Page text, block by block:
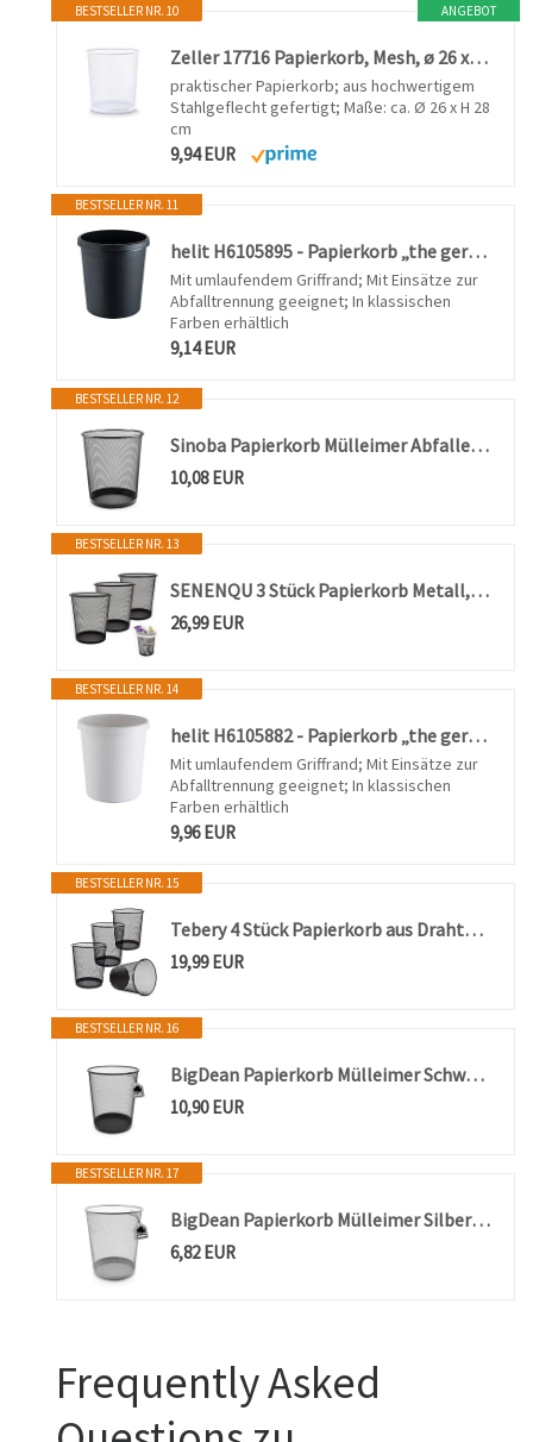
ANGEBOT
BESTSELLER NR. 10
Zeller 17716 Papierkorb, Mesh, ø 26 x H 28 cm, weiß
praktischer Papierkorb; aus hochwertigem
Stahlgeflecht gefertigt; Maße: ca. Ø 26 x H 28
cm
9,94 EUR
BESTSELLER NR. 11
helit H6105895 - Papierkorb „the german“, 18 Liter, schwarz, mit umlaufendem Griffrand, aus Kunststoff, 1 Stück
Mit umlaufendem Griffrand; Mit Einsätze zur
Abfalltrennung geeignet; In klassischen
Farben erhältlich
9,14 EUR
BESTSELLER NR. 12
Sinoba Papierkorb Mülleimer Abfalleimer rund | 18L Mesh Papiereimer aus Metall für Büro & Kinderzimmer | 34cm Höhe | Schwarz
10,08 EUR
BESTSELLER NR. 13
SENENQU 3 Stück Papierkorb Metall, 12L Büro Mülleimer Schwarz Metall Gitter, kleine Papierkorb Mülleimer Abfalleimer Büro Schreibtisch Schlafzimmer Badezimmer - 26.5 x 23.5 x 18.8 CM
26,99 EUR
BESTSELLER NR. 14
helit H6105882 - Papierkorb „the german“, 18 Liter, lichtgrau, mit umlaufendem Griffrand, aus Kunststoff, 1 Stück
Mit umlaufendem Griffrand; Mit Einsätze zur
Abfalltrennung geeignet; In klassischen
Farben erhältlich
9,96 EUR
BESTSELLER NR. 15
Tebery 4 Stück Papierkorb aus Drahtgeflecht, 12L Metall Mülleimer, Büro Abfalleimer, Papiereimer, für Küche, Heimbüro, Schlafsaal, Schwarz
19,99 EUR
BESTSELLER NR. 16
BigDean Papierkorb Mülleimer Schwarz 20L Draht vielseitiger Mülleimer
10,90 EUR
BESTSELLER NR. 17
BigDean Papierkorb Mülleimer Silber 20L Draht vielseitiger Mülleimer
6,82 EUR
Frequently Asked